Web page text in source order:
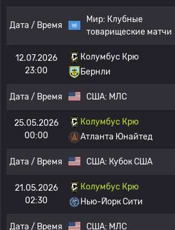
Дата / Время
Мир: Клубные
товарищеские матчи
12.07.2026
23:00
Колумбус Крю
Бернли
Дата / Время США: МЛС
25.05.2026
00:00
Колумбус Крю
Атланта Юнайтед
Дата / Время США: Кубок США
21.05.2026
02:30
Колумбус Крю
Нью-Йорк Сити
Дата / Время США: МЛС